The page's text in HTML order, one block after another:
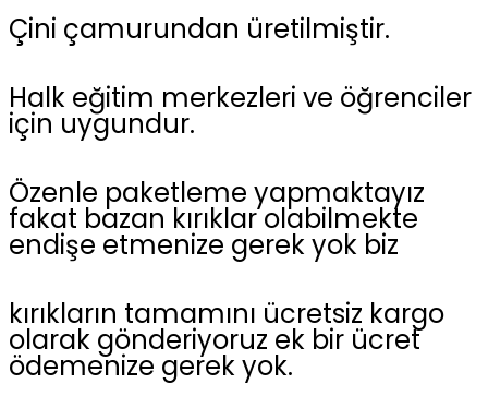
Çini çamurundan üretilmiştir.
Halk eğitim merkezleri ve öğrenciler
için uygundur.
Özenle paketleme yapmaktayız
fakat bazan kırıklar olabilmekte
endişe etmenize gerek yok biz
kırıkların tamamını ücretsiz kargo
olarak gönderiyoruz ek bir ücret
ödemenize gerek yok.